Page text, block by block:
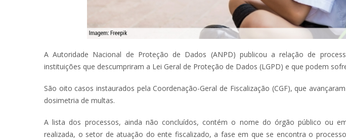
A Autoridade Nacional de Proteção de Dados (ANPD) publicou a relação de
instituições que descumpriram a Lei Geral de Proteção de Dados (LGPD) e que podem
São oito casos instaurados pela Coordenação-Geral de Fiscalização (CGF), que
dosimetria de multas.
A lista dos processos, ainda não concluídos, contém o nome do órgão público ou
realizada, o setor de atuação do ente fiscalizado, a fase em que se encontra o